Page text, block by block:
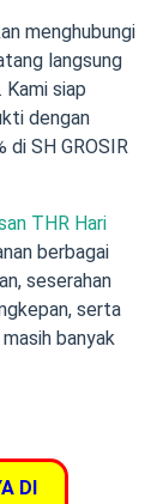
menghubungi
langsung
siap
dengan
SH GROSIR
THR Hari
berbagai
seserahan
serta
banyak
DI